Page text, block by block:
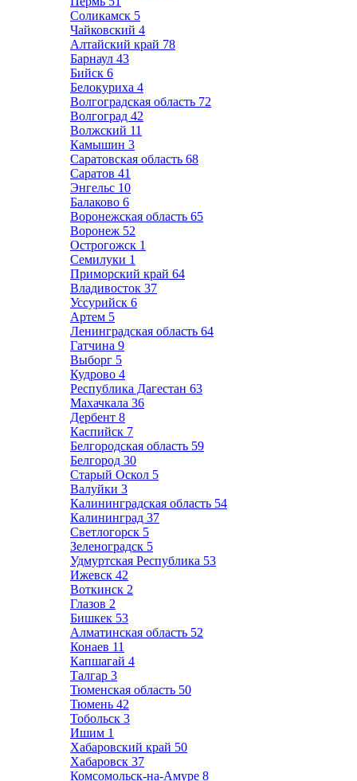
Соликамск 5
Чайковский 4
Алтайский край 78
Барнаул 43
Бийск 6
Белокуриха 4
Волгоградская область 72
Волгоград 42
Волжский 11
Камышин 3
Саратовская область 68
Саратов 41
Энгельс 10
Балаково 6
Воронежская область 65
Воронеж 52
Острогожск 1
Семилуки 1
Приморский край 64
Владивосток 37
Уссурийск 6
Артем 5
Ленинградская область 64
Гатчина 9
Выборг 5
Кудрово 4
Республика Дагестан 63
Махачкала 36
Дербент 8
Каспийск 7
Белгородская область 59
Белгород 30
Старый Оскол 5
Валуйки 3
Калининградская область 54
Калининград 37
Светлогорск 5
Зеленоградск 5
Удмуртская Республика 53
Ижевск 42
Воткинск 2
Глазов 2
Бишкек 53
Алматинская область 52
Конаев 11
Капшагай 4
Талгар 3
Тюменская область 50
Тюмень 42
Тобольск 3
Ишим 1
Хабаровский край 50
Хабаровск 37
Комсомольск-на-Амуре 8